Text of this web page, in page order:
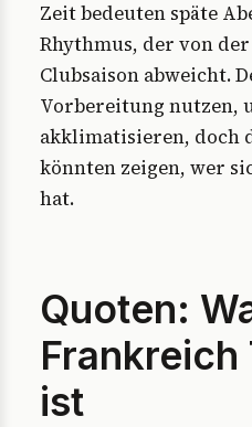
Zeit bedeuten späte
Rhythmus, der von
Clubsaison abweicht.
Vorbereitung nutzen,
akklimatisieren, doch
könnten zeigen, wer
hat.
Quoten:
ist